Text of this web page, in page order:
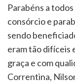
Parabéns a
consórcio e
sendo
eram tão difíceis
graça e com
Correntina,